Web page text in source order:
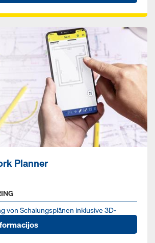
Planner
von Schalungsplänen inklusive 3D-